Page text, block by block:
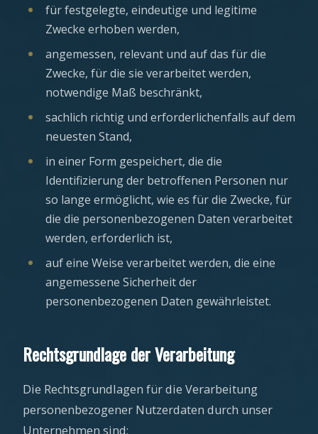
für festgelegte, eindeutige und legitime
Zwecke erhoben werden,
angemessen, relevant und auf das für die
Zwecke, für die sie verarbeitet werden,
notwendige Maß beschränkt,
sachlich richtig und erforderlichenfalls auf dem
neuesten Stand,
in einer Form gespeichert, die die
Identifizierung der betroffenen Personen nur
so lange ermöglicht, wie es für die Zwecke, für
die die personenbezogenen Daten verarbeitet
werden, erforderlich ist,
auf eine Weise verarbeitet werden, die eine
angemessene Sicherheit der
personenbezogenen Daten gewährleistet.
Rechtsgrundlage der Verarbeitung
Die Rechtsgrundlagen für die Verarbeitung
personenbezogener Nutzerdaten durch unser
Unternehmen sind: